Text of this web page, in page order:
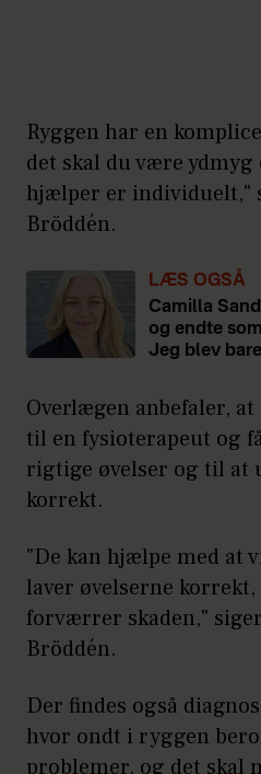
Ryggen har en
det skal du være
hjælper er individuelt,"
Bröddén.
LÆS OGSÅ
Camilla
og endte
Jeg blev
Overlægen anbefaler,
til en fysioterapeut og
rigtige øvelser og til at
korrekt.
"De kan hjælpe med at
laver øvelserne korrekt,
forværrer skaden,"
Bröddén.
Der findes også
hvor ondt i ryggen
problemer, og det skal